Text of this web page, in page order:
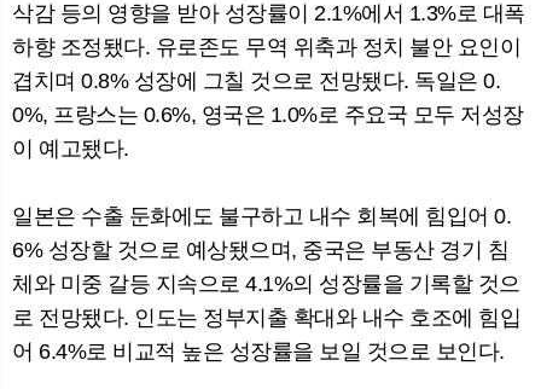
삭감 등의 영향을 받아 성장률이 2.1%에서 1.3%로 대폭
하향 조정됐다. 유로존도 무역 위축과 정치 불안 요인이
겹치며 0.8% 성장에 그칠 것으로 전망됐다. 독일은 0.
0%, 프랑스는 0.6%, 영국은 1.0%로 주요국 모두 저성장
이 예고됐다.
일본은 수출 둔화에도 불구하고 내수 회복에 힘입어 0.
6% 성장할 것으로 예상됐으며, 중국은 부동산 경기 침
체와 미중 갈등 지속으로 4.1%의 성장률을 기록할 것으
로 전망됐다. 인도는 정부지출 확대와 내수 호조에 힘입
어 6.4%로 비교적 높은 성장률을 보일 것으로 보인다.